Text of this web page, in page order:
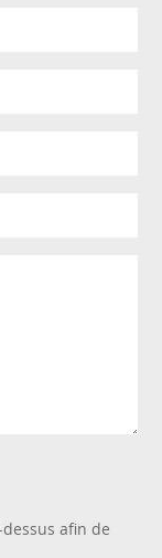
afin de